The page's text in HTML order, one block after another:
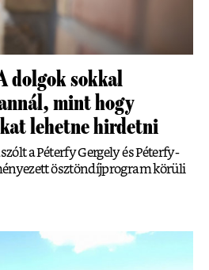
dolgok sokkal
mint hogy
lehetne hirdetni
a Péterfy Gergely és Péterfy-
ösztöndíjprogram körüli